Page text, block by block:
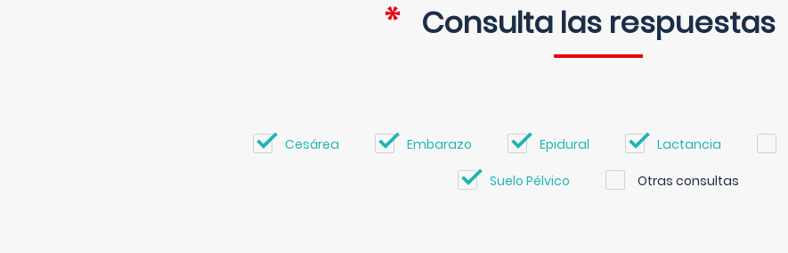
Consulta las respuestas
Cesárea Embarazo Epidural Lactancia
Suelo Pélvico Otras consultas